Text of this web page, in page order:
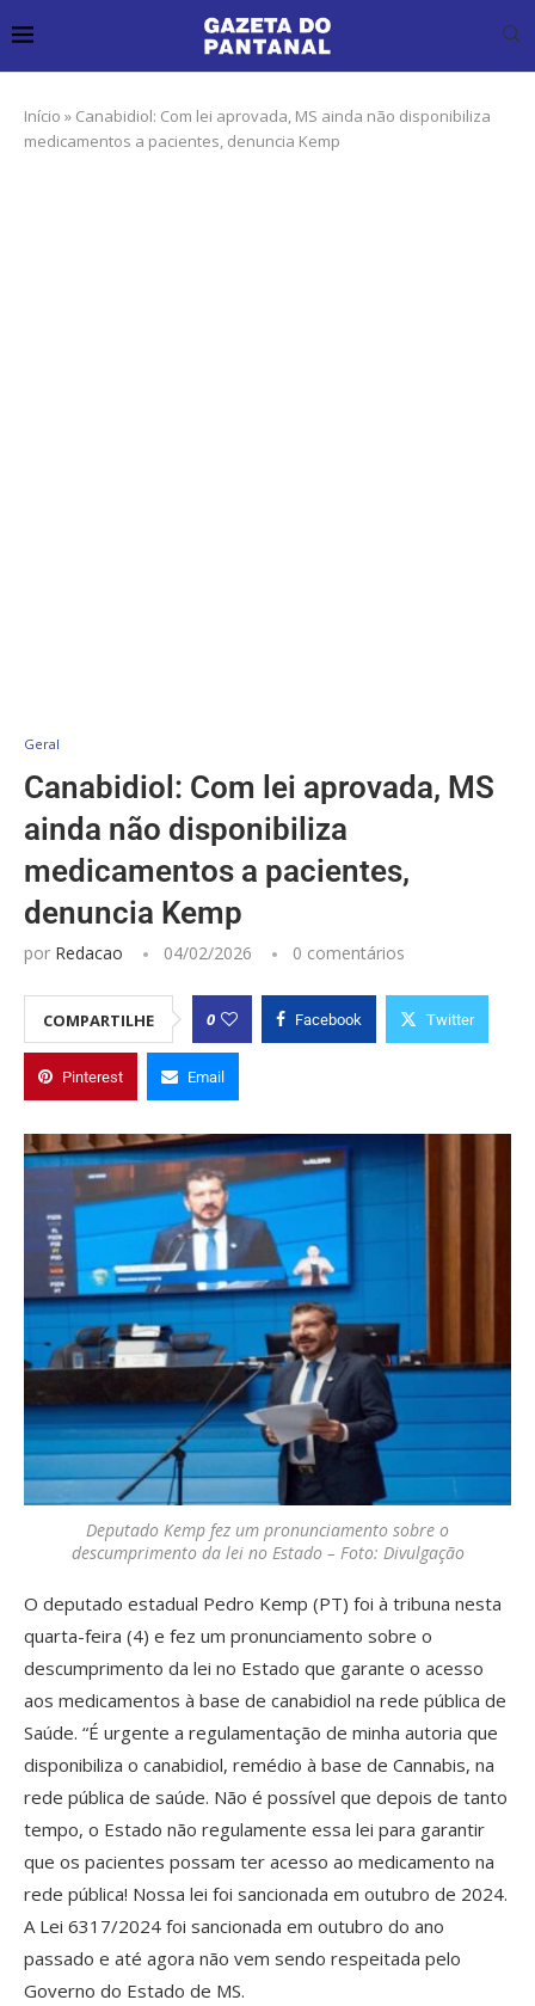
Início » Canabidiol: Com lei aprovada, MS ainda não disponibiliza
medicamentos a pacientes, denuncia Kemp
Geral
Canabidiol: Com lei aprovada, MS
ainda não disponibiliza
medicamentos a pacientes,
denuncia Kemp
por Redacao 04/02/2026 0 comentários
COMPARTILHE 0 Facebook Twitter
Pinterest Email
Deputado Kemp fez um pronunciamento sobre o
descumprimento da lei no Estado – Foto: Divulgação
O deputado estadual Pedro Kemp (PT) foi à tribuna nesta
quarta-feira (4) e fez um pronunciamento sobre o
descumprimento da lei no Estado que garante o acesso
aos medicamentos à base de canabidiol na rede pública de
Saúde. “É urgente a regulamentação de minha autoria que
disponibiliza o canabidiol, remédio à base de Cannabis, na
rede pública de saúde. Não é possível que depois de tanto
tempo, o Estado não regulamente essa lei para garantir
que os pacientes possam ter acesso ao medicamento na
rede pública! Nossa lei foi sancionada em outubro de 2024.
A Lei 6317/2024 foi sancionada em outubro do ano
passado e até agora não vem sendo respeitada pelo
Governo do Estado de MS.